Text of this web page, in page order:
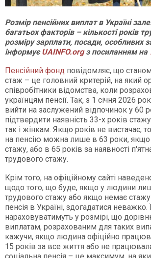
Розмір пенсійних виплат в Україні
багатьох факторів – кількості років
розміру зарплати, посади, особливих
інформуєUAINFO.orgз посиланням на
Пенсійний фонд повідомляє, що
стаж – це головний критерій, на який
співробітники відомства, коли
українцям пенсії. Так, з 1 січня 2026
вийти на заслужений відпочинок у 60
підтвердити наявність 33-х років
так і жінкам. Якщо років не вистачає,
на пенсію можна лише в 63 роки, якщо
стажу, або в 65 років за наявності
трудового стажу.
Крім того, на офіційному сайті
щодо того, що буде, якщо у людини
трудового стажу або якщо немає
пенсія в Україні, здогадатися неважко.
нараховуватимуть у розмірі, що
виплатам, розрахованим для таких
кажучи, якщо людина офіційно
15 років за все життя або не